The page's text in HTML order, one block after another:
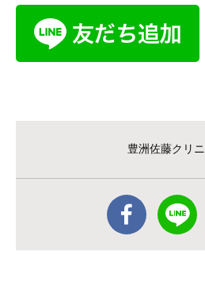
豊洲佐藤クリ